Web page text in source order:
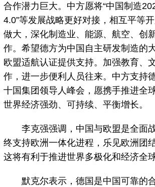
合作潜力巨大。中方愿将“中国制造
4.0”等发展战略更好对接，相互平等
做大，深化制造业、能源、航空、创
作。希望德方为中国自主研发制造的
欧盟适航认证提供支持。加强教育、
作，进一步便利人员往来。中方支持
十国集团领导人峰会，愿携手推进全
世界经济强劲、可持续、平衡增长。
李克强强调，中国与欧盟是全面
终支持欧洲一体化进程，乐见欧洲团
这将有利于推进世界多极化和经济全球
默克尔表示，德国是中国可靠的